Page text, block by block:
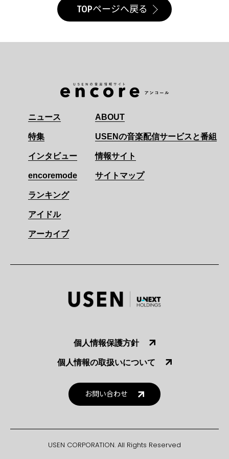
TOPページへ戻る
ニュース
特集
インタビュー
encoremode
ランキング
アイドル
アーカイブ
ABOUT
USENの音楽配信サービスと番組
情報サイト
サイトマップ
個人情報保護方針
個人情報の取扱いについて
お問い合わせ
USEN CORPORATION. All Rights Reserved